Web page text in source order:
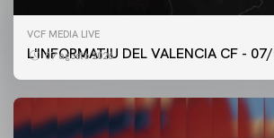
VCF MEDIA LIVE
L'INFORMATIU DEL VALENCIA CF -
07 agosto 2026